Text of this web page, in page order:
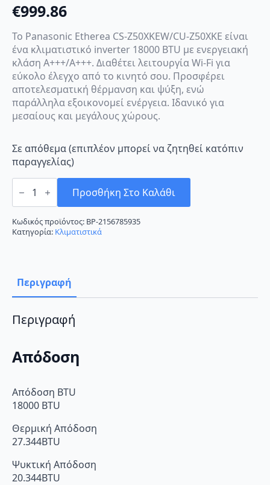
€999.86
Το Panasonic Etherea CS-Z50XKEW/CU-Z50XKE είναι
ένα κλιματιστικό inverter 18000 BTU με ενεργειακή
κλάση A+++/A+++. Διαθέτει λειτουργία Wi-Fi για
εύκολο έλεγχο από το κινητό σου. Προσφέρει
αποτελεσματική θέρμανση και ψύξη, ενώ
παράλληλα εξοικονομεί ενέργεια. Ιδανικό για
μεσαίους και μεγάλους χώρους.
Σε απόθεμα (επιπλέον μπορεί να ζητηθεί κατόπιν
παραγγελίας)
Panasonic
Etherea
Z50XKEW/CU-
Z50XKE
Κλιματιστικό
Inverter
με
Wi-
Fi
Προσθήκη Στο Καλάθι
Κωδικός προϊόντος: BP-2156785935
Κατηγορία: Κλιματιστικά
Περιγραφή
Περιγραφή
Απόδοση
Απόδοση BTU
18000 BTU
Θερμική Απόδοση
27.344BTU
Ψυκτική Απόδοση
20.344BTU